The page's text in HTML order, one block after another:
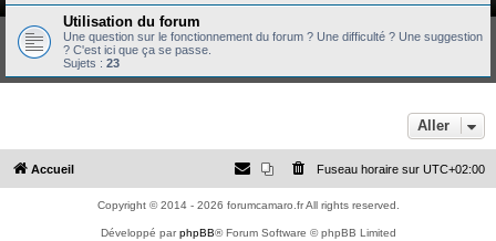
Utilisation du forum
Une question sur le fonctionnement du forum ? Une difficulté ? Une suggestion
? C'est ici que ça se passe.
Sujets : 23
Aller
Accueil Fuseau horaire sur UTC+02:00
Copyright © 2014 - 2026 forumcamaro.fr All rights reserved.
Développé parphpBB® Forum Software © phpBB Limited